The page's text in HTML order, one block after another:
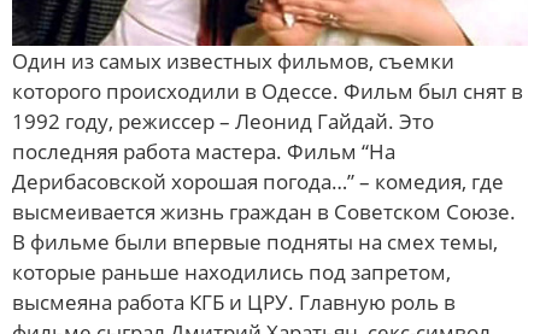
Один из самых известных фильмов, съемки
которого происходили в Одессе. Фильм был снят в
1992 году, режиссер – Леонид Гайдай. Это
последняя работа мастера. Фильм “На
Дерибасовской хорошая погода…” – комедия, где
высмеивается жизнь граждан в Советском Союзе.
В фильме были впервые подняты на смех темы,
которые раньше находились под запретом,
высмеяна работа КГБ и ЦРУ. Главную роль в